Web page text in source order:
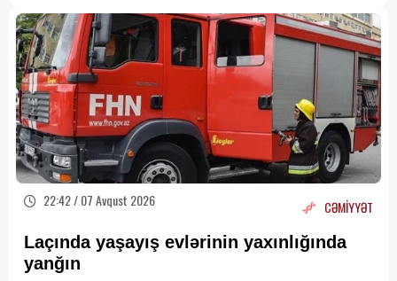
22:42 / 07 Avqust 2026 CƏMİYYƏT
Laçında yaşayış evlərinin yaxınlığında
yanğın